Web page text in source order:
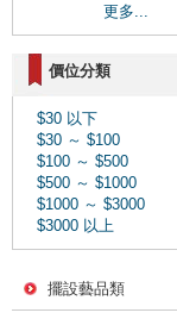
更多...
價位分類
$30 以下
$30 ～ $100
$100 ～ $500
$500 ～ $1000
$1000 ～ $3000
$3000 以上
擺設藝品類